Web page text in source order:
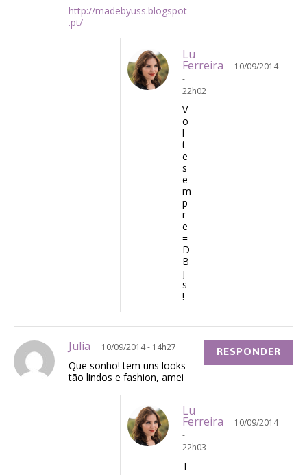
http://madebyuss.blogspot
.pt/
Lu
Ferreira
10/09/2014
-
22h02
V
o
l
t
e
s
e
m
p
r
e
=
D
B
j
s
!
Julia 10/09/2014 - 14h27
Que sonho! tem uns looks
tão lindos e fashion, amei
RESPONDER
Lu
Ferreira
10/09/2014
-
22h03
T